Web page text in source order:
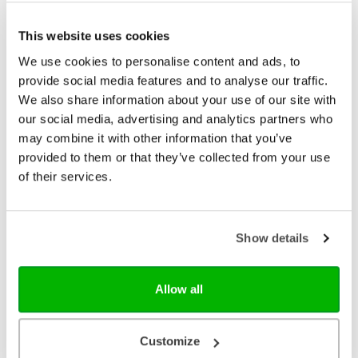
This website uses cookies
We use cookies to personalise content and ads, to
provide social media features and to analyse our traffic.
We also share information about your use of our site with
our social media, advertising and analytics partners who
may combine it with other information that you’ve
provided to them or that they’ve collected from your use
of their services.
Show details
Allow all
Customize
noorden gezwommen. Er ligt nu geen ijs dat hen